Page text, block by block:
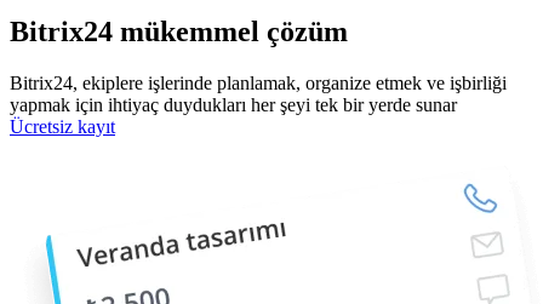
Bitrix24 mükemmel çözüm
Bitrix24, ekiplere işlerinde planlamak, organize etmek ve işbirliği
yapmak için ihtiyaç duydukları her şeyi tek bir yerde sunar
Ücretsiz kayıt